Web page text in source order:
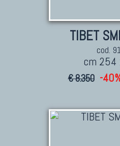
TIBET
cod.
cm 254
€ 8.350 -